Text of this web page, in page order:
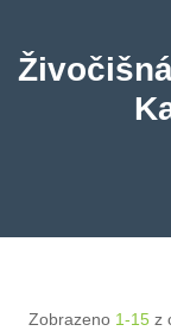
Zobrazeno 1-15 z